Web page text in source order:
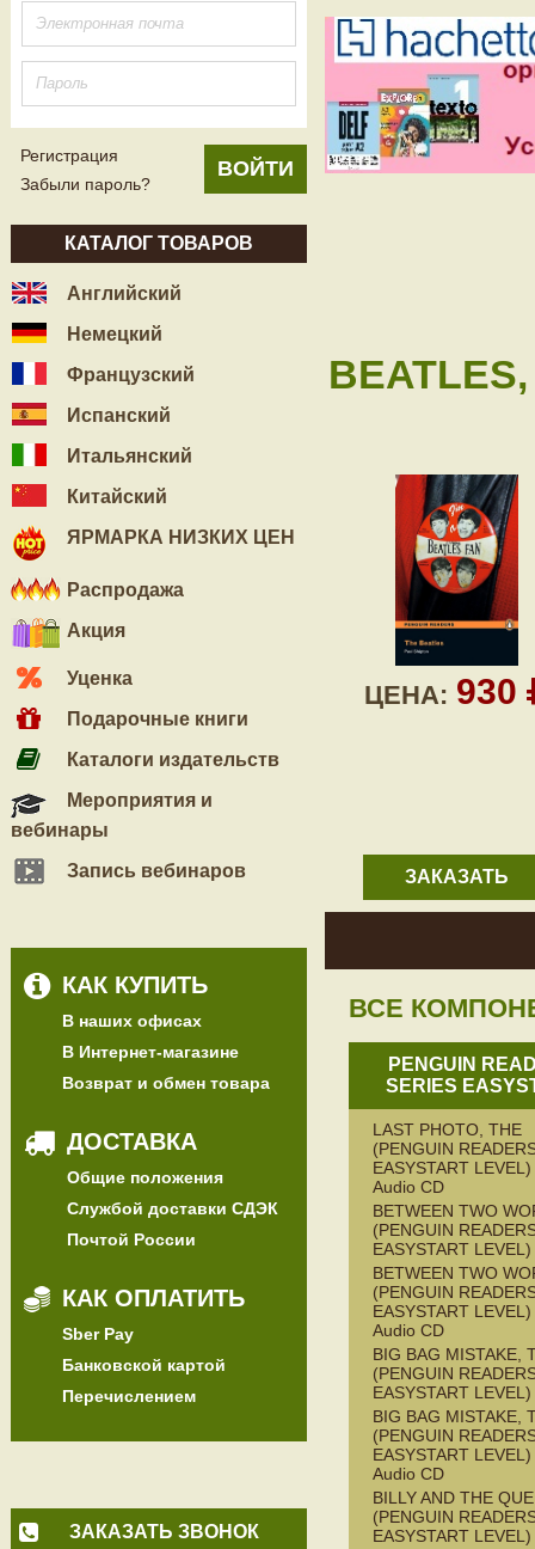
Регистрация
Забыли пароль?
КАТАЛОГ ТОВАРОВ
Английский
Немецкий
Французский
Испанский
Итальянский
Китайский
ЯРМАРКА НИЗКИХ ЦЕН
Распродажа
Акция
Уценка
Подарочные книги
Каталоги издательств
Мероприятия и
вебинары
Запись вебинаров
КАК КУПИТЬ
В наших офисах
В Интернет-магазине
Возврат и обмен товара
ДОСТАВКА
Общие положения
Службой доставки СДЭК
Почтой России
КАК ОПЛАТИТЬ
Sber Pay
Банковской картой
Перечислением
ЗАКАЗАТЬ ЗВОНОК
ЦЕНА: 930
ЗАКАЗАТЬ
ВСЕ
PENGUIN
SERIES
LAST PHOTO, THE
(PENGUIN
EASYSTART
Audio CD
BETWEEN TWO
(PENGUIN
EASYSTART
BETWEEN TWO
(PENGUIN
EASYSTART
Audio CD
BIG BAG MISTAKE,
(PENGUIN
EASYSTART
BIG BAG MISTAKE,
(PENGUIN
EASYSTART
Audio CD
BILLY AND THE
(PENGUIN
EASYSTART